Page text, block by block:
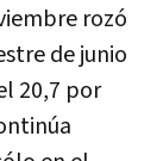
rozó
de junio
20,7 por